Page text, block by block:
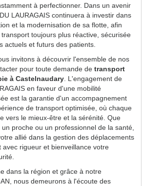
à perfectionner. Dans un avenir
LAURAGAIS continuera à investir dans
et la modernisation de sa flotte, afin
toujours plus réactive, sécurisée
actuels et futurs des patients.
invitons à découvrir l'ensemble de nos
pour toute demande de transport
à Castelnaudary . L'engagement de
en faveur d'une mobilité
est la garantie d'un accompagnement
de transport optimisée, où chaque
vers le mieux-être et la sérénité. Que
proche ou un professionnel de la santé,
allié dans la gestion des déplacements
avec rigueur et bienveillance votre
dans la région et grâce à notre
nous demeurons à l'écoute des